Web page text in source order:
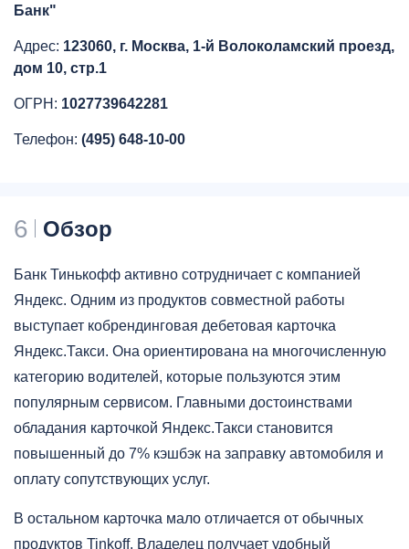
Банк"
Адрес: 123060, г. Москва, 1-й Волоколамский проезд,
дом 10, стр.1
ОГРН: 1027739642281
Телефон: (495) 648-10-00
6 Обзор
Банк Тинькофф активно сотрудничает с компанией
Яндекс. Одним из продуктов совместной работы
выступает кобрендинговая дебетовая карточка
Яндекс.Такси. Она ориентирована на многочисленную
категорию водителей, которые пользуются этим
популярным сервисом. Главными достоинствами
обладания карточкой Яндекс.Такси становится
повышенный до 7% кэшбэк на заправку автомобиля и
оплату сопутствующих услуг.
В остальном карточка мало отличается от обычных
продуктов Tinkoff. Владелец получает удобный